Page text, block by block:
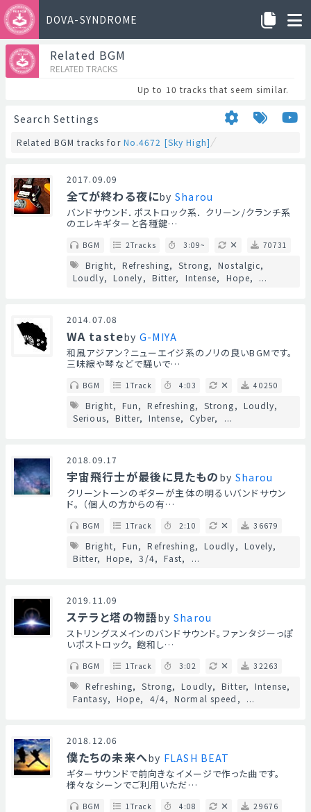
DOVA-SYNDROME
Related BGM
RELATED TRACKS
Up to 10 tracks that seem similar.
Search Settings
Related BGM tracks for No.4672 [Sky High]
2017.09.09
全てが終わる夜にby Sharou
バンドサウンド．ポストロック系． クリーン/クランチ系
のエレキギターと各種鍵…
BGM 2Tracks 3:09~ 70731
Bright Refreshing Strong
Nostalgic
Loudly
Lonely Bitter Intense Hope ...
2014.07.08
WA tasteby G-MIYA
和風アジアン？ニューエイジ系のノリの良いBGMです。
三味線や琴などで騒いで…
BGM 1Track 4:03 40250
Bright Fun Refreshing Strong
Loudly
Serious
Bitter Intense Cyber ...
2018.09.17
宇宙飛行士が最後に見たもの by Sharou
クリーントーンのギターが主体の明るいバンドサウン
ド。 （個人の方からの有…
BGM 1Track 2:10 36679
Bright Fun Refreshing Loudly
Lovely
Bitter
Hope 3/4 Fast ...
2019.11.09
ステラと塔の物語by Sharou
ストリングスメインのバンドサウンド。ファンタジーっぽ
いポストロック。 飽和し…
BGM 1Track 3:02 32263
Refreshing Strong Loudly Bitter
Intense
Fantasy
Hope 4/4 Normal speed ...
2018.12.06
僕たちの未来へby FLASH BEAT
ギターサウンドで前向きなイメージで作った曲です。
様々なシーンでご利用いただ…
BGM 1Track 4:08 29676